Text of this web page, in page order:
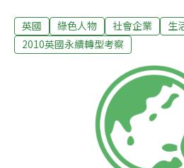
人飛機單日往返私人島派對，過
排放的生活。但如今，她揮別過
楚迪‧湯普森(Trudy Thompson)，
「磚塊與麵包永續生活中心」
Sustainable Living Center)的創
南方60公里處的漢普郡（
（Aldershot），扮演了社區轉型
己生活得更快樂、學習對老一輩
英國 綠色人物 社會企業
生
2010英國永續轉型考察